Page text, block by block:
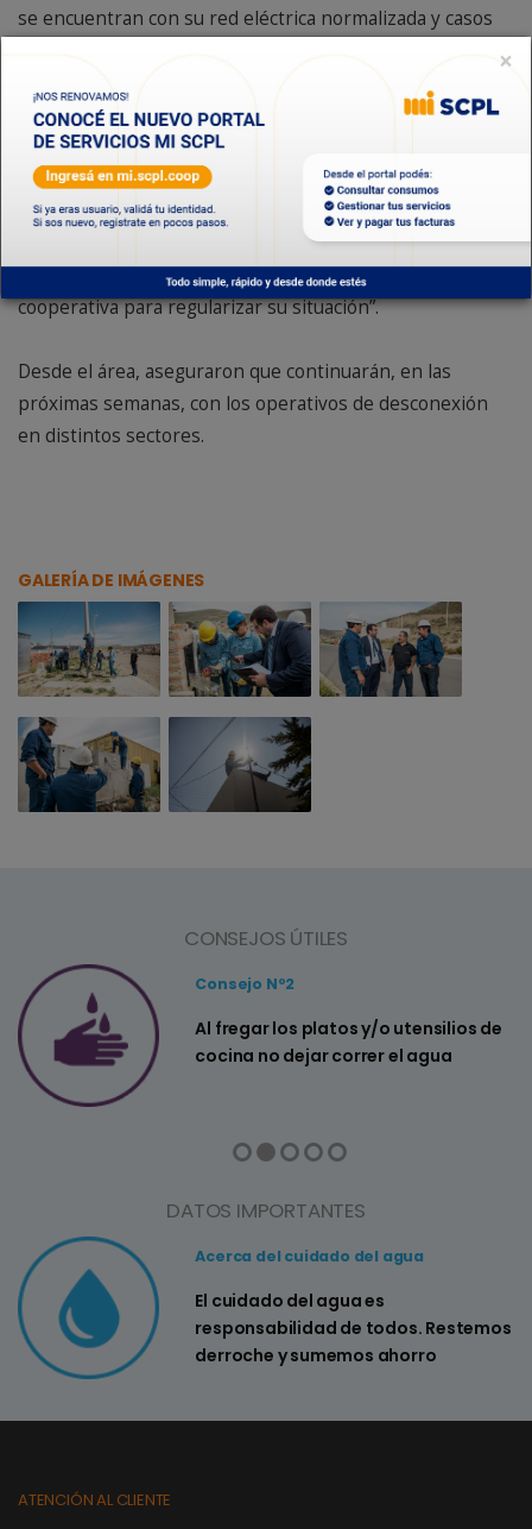
se encuentran con su red eléctrica normalizada y casos
El referente del área manifestó además que “el objetivo
de estos operativos es minimizar la problemática de los
enganchados de forma irregular, es por eso que estamos
trabajando con las denuncias que recibimos, y en forma
conjunta con las asociaciones vecinales de cada barrio
para incentivar a los vecinos a se acerquen a la
cooperativa para regularizar su situación”.
Desde el área, aseguraron que continuarán, en las
próximas semanas, con los operativos de desconexión
en distintos sectores.
GALERÍA DE IMÁGENES
CONSEJOS ÚTILES
Consejo Nº2
Al fregar los platos y/o utensilios de
cocina no dejar correr el agua
DATOS IMPORTANTES
Acerca del cuidado del agua
El cuidado del agua es
responsabilidad de todos. Restemos
derroche y sumemos ahorro
ATENCIÓN AL CLIENTE
×